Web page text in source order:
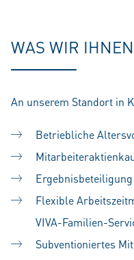
WAS WIR
An unserem Standort in
Betriebliche
Ergebnisbeteiligung
Flexible
VIVA-Familien-
Subventioniertes